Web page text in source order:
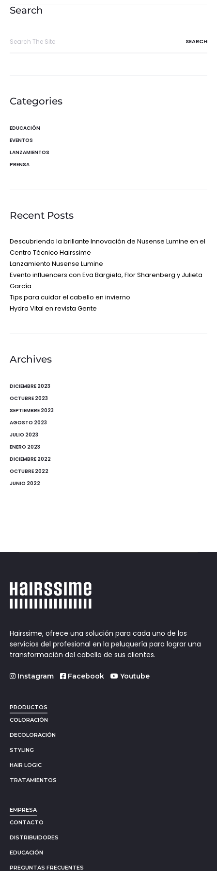
entradas
Search
Categories
EDUCACIÓN
EVENTOS
LANZAMIENTOS
PRENSA
Recent Posts
Descubriendo la brillante Innovación de Nusense Lumine en el
Centro Técnico Hairssime
Lanzamiento Nusense Lumine
Evento influencers con Eva Bargiela, Flor Sharenberg y Julieta
García
Tips para cuidar el cabello en invierno
Hydra Vital en revista Gente
Archives
DICIEMBRE 2023
OCTUBRE 2023
SEPTIEMBRE 2023
AGOSTO 2023
JULIO 2023
ENERO 2023
DICIEMBRE 2022
OCTUBRE 2022
JUNIO 2022
Hairssime, ofrece una solución para cada uno de los
servicios del profesional en la peluquería para lograr una
transformación del cabello de sus clientes.
Instagram Facebook Youtube
PRODUCTOS
COLORACIÓN
DECOLORACIÓN
STYLING
HAIR LOGIC
TRATAMIENTOS
EMPRESA
CONTACTO
DISTRIBUIDORES
EDUCACIÓN
PREGUNTAS FRECUENTES